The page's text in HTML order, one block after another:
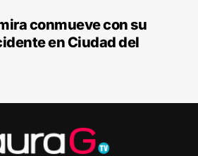
conmueve con su
en Ciudad del